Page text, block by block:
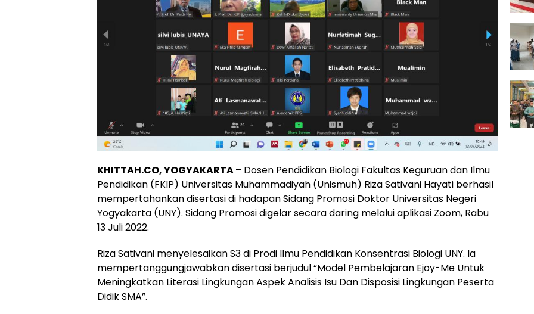
KHITTAH.CO, YOGYAKARTA– Dosen Pendidikan Biologi Fakultas Keguruan dan Ilmu
Pendidikan (FKIP) Universitas Muhammadiyah (Unismuh) Riza Sativani Hayati berhasil
mempertahankan disertasi di hadapan Sidang Promosi Doktor Universitas Negeri
Yogyakarta (UNY). Sidang Promosi digelar secara daring melalui aplikasi Zoom, Rabu
13 Juli 2022.
Riza Sativani menyelesaikan S3 di Prodi Ilmu Pendidikan Konsentrasi Biologi UNY. Ia
mempertanggungjawabkan disertasi berjudul “Model Pembelajaran Ejoy-Me Untuk
Meningkatkan Literasi Lingkungan Aspek Analisis Isu Dan Disposisi Lingkungan Peserta
Didik SMA”.